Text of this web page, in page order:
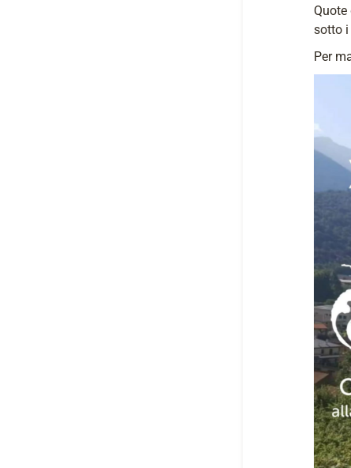
sotto i
Per